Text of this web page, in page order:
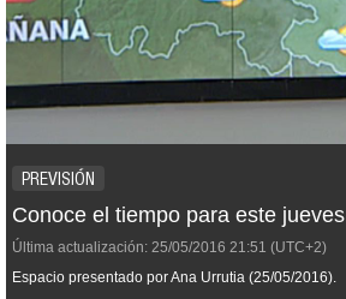
PREVISIÓN
Conoce el tiempo para este jueves
Última actualización: 25/05/2016 21:51 (UTC+2)
Espacio presentado por Ana Urrutia (25/05/2016).